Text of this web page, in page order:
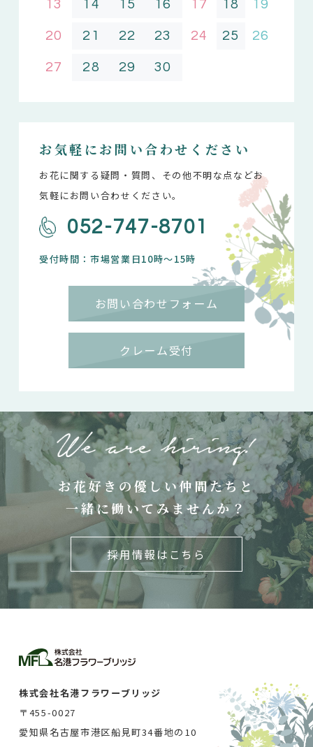
13 14 15 16 17 18 19
20 21 22 23 24 25 26
27 28 29 30
お気軽にお問い合わせください
お花に関する疑問・質問、その他不明な点などお
気軽にお問い合わせください。
052-747-8701
受付時間：市場営業日10時～15時
お問い合わせフォーム
クレーム受付
お花好きの優しい仲間たちと
一緒に働いてみませんか？
採用情報はこちら
株式会社名港フラワーブリッジ
〒455-0027
愛知県名古屋市港区船見町34番地の10